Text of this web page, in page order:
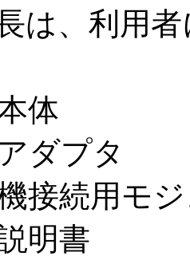
、利用者
体
ダプタ
接続用モジ
明書